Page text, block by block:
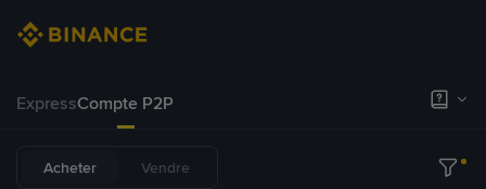
ExpressCompte P2P
Acheter Vendre